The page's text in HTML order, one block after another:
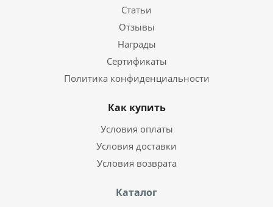
Статьи
Отзывы
Награды
Сертификаты
Политика конфиденциальности
Как купить
Условия оплаты
Условия доставки
Условия возврата
Каталог